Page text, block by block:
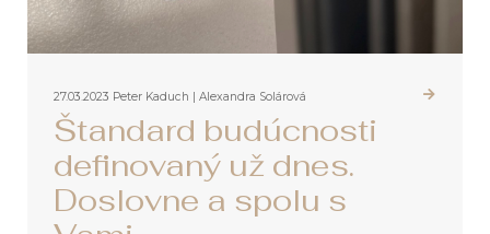
27.03.2023 Peter Kaduch | Alexandra Solárová
Štandard budúcnosti
definovaný už dnes.
Doslovne a spolu s